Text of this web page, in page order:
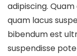
adipiscing.
quam lacus
bibendum est
suspendisse